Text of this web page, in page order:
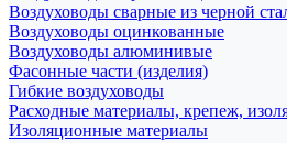
Воздуховоды сварные из черной
Воздуховоды оцинкованные
Воздуховоды алюминивые
Фасонные части (изделия)
Гибкие воздуховоды
Расходные материалы, крепеж,
Изоляционные материалы